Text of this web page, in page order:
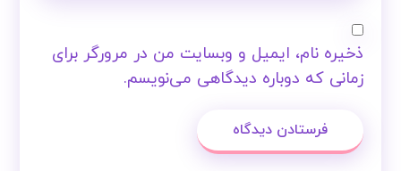
ذخیره نام، ایمیل و وبسایت من در مرورگر برای
زمانی که دوباره دیدگاهی می‌نویسم.
فرستادن دیدگاه